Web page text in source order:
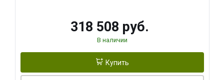
318 508 руб.
В наличии
Купить